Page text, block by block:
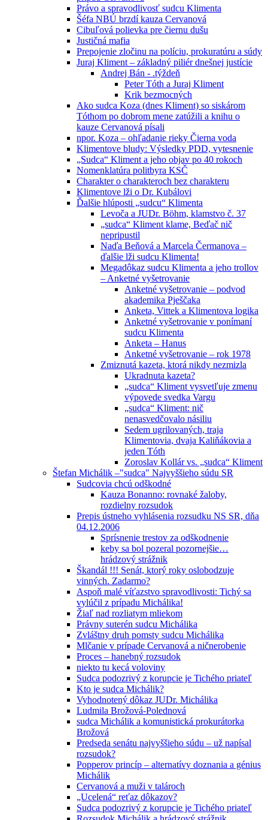
Právo a spravodlivosť sudcu Klimenta
Šéfa NBÚ brzdí kauza Cervanová
Cibuľová polievka pre čiernu dušu
Justičná mafia
Prepojenie zločinu na políciu, prokuratúru a súdy
Juraj Kliment – základný piliér dnešnej justície
Andrej Bán - .týždeň
Peter Tóth a Juraj Kliment
Krik bezmocných
Ako sudca Koza (dnes Kliment) so siskárom
Tóthom po dobrom mene zatúžili a knihu o
kauze Cervanová písali
npor. Koza – ohľadanie rieky Čierna voda
Klimentove bludy: Výsledky PDD, vytesnenie
„Sudca“ Kliment a jeho objav po 40 rokoch
Nomenklatúra politbyra KSČ
Charakter o charakteroch bez charakteru
Klimentove lži o Dr. Kubálovi
Ďalšie hlúposti „sudcu“ Klimenta
Levoča a JUDr. Böhm, klamstvo č. 37
„sudca“ Kliment klame, Beďač nič
nepripustil
Naďa Beňová a Marcela Čermanova –
ďalšie lži sudcu Klimenta!
Megadôkaz sudcu Klimenta a jeho trollov
– Anketné vyšetrovanie
Anketné vyšetrovanie – podvod
akademika Pješčaka
Anketa, Vittek a Klimentova logika
Anketné vyšetrovanie v ponímaní
sudcu Klimenta
Anketa – Hanus
Anketné vyšetrovanie – rok 1978
Zmiznutá kazeta, ktorá nikdy nezmizla
Ukradnuta kazeta?
„sudca“ Kliment vysvetľuje zmenu
výpovede svedka Vargu
„sudca“ Kliment: nič
nenasvedčovalo násiliu
Sedem ugrilovaných, traja
Klimentovia, dvaja Kaliňákovia a
jeden Tóth
Zoroslav Kollár vs. „sudca“ Kliment
Štefan Michálik –"sudca" Najvyššieho súdu SR
Sudcovia chcú odškodné
Kauza Bonanno: rovnaké žaloby,
rozdielny rozsudok
Prepis ústneho vyhlásenia rozsudku NS SR, dňa
04.12.2006
Sprísnenie trestov za odškodnenie
keby sa bol pozeral pozornejšie…
hrádzový strážnik
Škandál !!! Senát, ktorý roky oslobodzuje
vinných. Zadarmo?
Aspoň malé víťazstvo spravodlivosti: Tichý sa
vylúčil z prípadu Michálika!
Žiaľ nad rozliatym mliekom
Právny suterén sudcu Michálika
Zvláštny druh pomsty sudcu Michálika
Mlčanie v prípade Cervanová a ničnerobenie
Proces – hanebný rozsudok
niekto tu kecá voloviny
Sudca podozrivý z korupcie je Tichého priateľ
Kto je sudca Michálik?
Vyhodnotený dôkaz JUDr. Michálika
Ludmila Brožová-Polednová
sudca Michálik a komunistická prokurátorka
Brožová
Predseda senátu najvyššieho súdu – už napísal
rozsudok?
Popperov princíp – alternatívy doznania a génius
Michálik
Cervanová a muži v talároch
„Ucelená“ reťaz dôkazov?
Sudca podozrivý z korupcie je Tichého priateľ